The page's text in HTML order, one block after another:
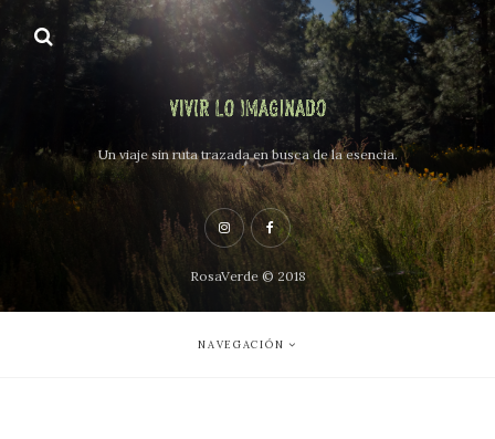
Un viaje sin ruta trazada en busca de la esencia.
RosaVerde © 2018
NAVEGACIÓN